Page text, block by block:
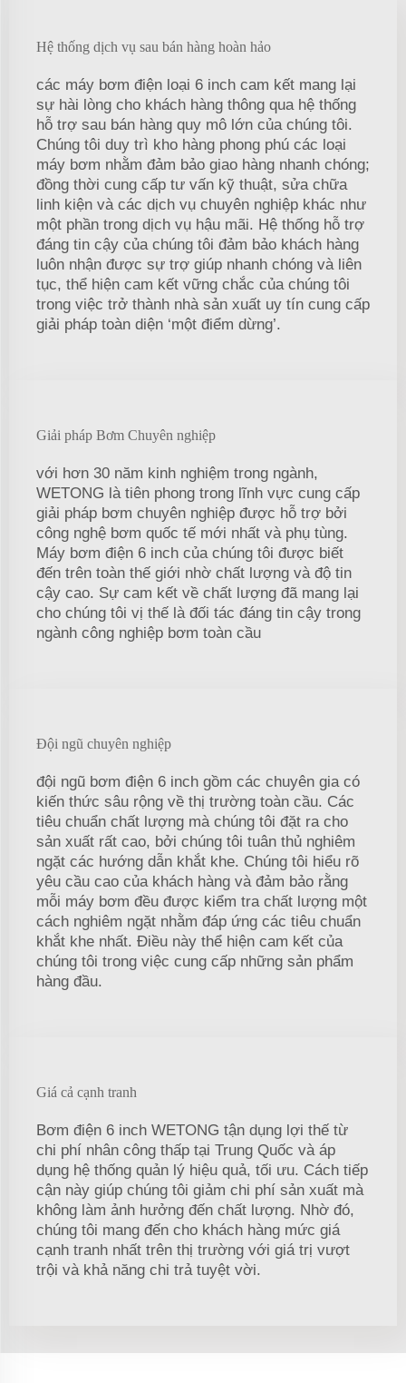
Hệ thống dịch vụ sau bán hàng hoàn hảo
các máy bơm điện loại 6 inch cam kết mang lại
sự hài lòng cho khách hàng thông qua hệ thống
hỗ trợ sau bán hàng quy mô lớn của chúng tôi.
Chúng tôi duy trì kho hàng phong phú các loại
máy bơm nhằm đảm bảo giao hàng nhanh chóng;
đồng thời cung cấp tư vấn kỹ thuật, sửa chữa
linh kiện và các dịch vụ chuyên nghiệp khác như
một phần trong dịch vụ hậu mãi. Hệ thống hỗ trợ
đáng tin cậy của chúng tôi đảm bảo khách hàng
luôn nhận được sự trợ giúp nhanh chóng và liên
tục, thể hiện cam kết vững chắc của chúng tôi
trong việc trở thành nhà sản xuất uy tín cung cấp
giải pháp toàn diện ‘một điểm dừng’.
Giải pháp Bơm Chuyên nghiệp
với hơn 30 năm kinh nghiệm trong ngành,
WETONG là tiên phong trong lĩnh vực cung cấp
giải pháp bơm chuyên nghiệp được hỗ trợ bởi
công nghệ bơm quốc tế mới nhất và phụ tùng.
Máy bơm điện 6 inch của chúng tôi được biết
đến trên toàn thế giới nhờ chất lượng và độ tin
cậy cao. Sự cam kết về chất lượng đã mang lại
cho chúng tôi vị thế là đối tác đáng tin cậy trong
ngành công nghiệp bơm toàn cầu
Đội ngũ chuyên nghiệp
đội ngũ bơm điện 6 inch gồm các chuyên gia có
kiến thức sâu rộng về thị trường toàn cầu. Các
tiêu chuẩn chất lượng mà chúng tôi đặt ra cho
sản xuất rất cao, bởi chúng tôi tuân thủ nghiêm
ngặt các hướng dẫn khắt khe. Chúng tôi hiểu rõ
yêu cầu cao của khách hàng và đảm bảo rằng
mỗi máy bơm đều được kiểm tra chất lượng một
cách nghiêm ngặt nhằm đáp ứng các tiêu chuẩn
khắt khe nhất. Điều này thể hiện cam kết của
chúng tôi trong việc cung cấp những sản phẩm
hàng đầu.
Giá cả cạnh tranh
Bơm điện 6 inch WETONG tận dụng lợi thế từ
chi phí nhân công thấp tại Trung Quốc và áp
dụng hệ thống quản lý hiệu quả, tối ưu. Cách tiếp
cận này giúp chúng tôi giảm chi phí sản xuất mà
không làm ảnh hưởng đến chất lượng. Nhờ đó,
chúng tôi mang đến cho khách hàng mức giá
cạnh tranh nhất trên thị trường với giá trị vượt
trội và khả năng chi trả tuyệt vời.